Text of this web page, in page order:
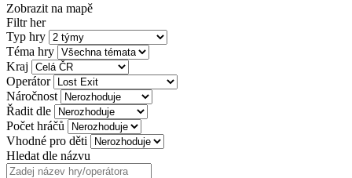
Zobrazit na mapě
Filtr her
Typ hry
Téma hry
Kraj
Operátor
Náročnost
Řadit dle
Počet hráčů
Vhodné pro děti
Hledat dle názvu